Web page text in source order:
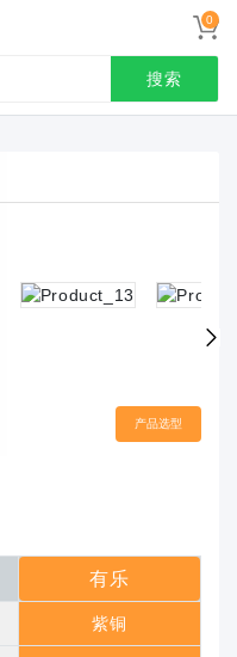
0
搜索
产品选型
有乐
紫铜